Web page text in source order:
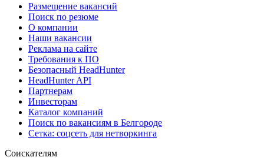
Размещение вакансий
Поиск по резюме
О компании
Наши вакансии
Реклама на сайте
Требования к ПО
Безопасный HeadHunter
HeadHunter API
Партнерам
Инвесторам
Каталог компаний
Поиск по вакансиям в Белгороде
Сетка: соцсеть для нетворкинга
Соискателям